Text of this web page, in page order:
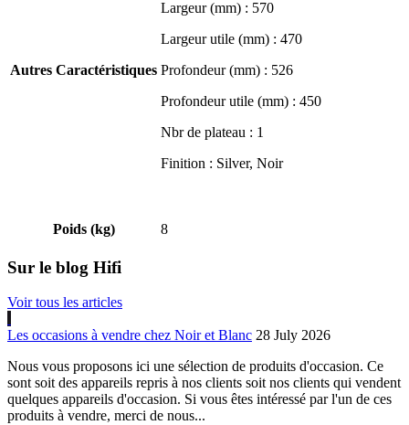
Autres Caractéristiques
Largeur (mm) : 570
Largeur utile (mm) : 470
Profondeur (mm) : 526
Profondeur utile (mm) : 450
Nbr de plateau : 1
Finition : Silver, Noir
Poids (kg) 8
Sur le blog Hifi
Voir tous les articles
Les occasions à vendre chez Noir et Blanc 28 July 2026
Nous vous proposons ici une sélection de produits d'occasion. Ce
sont soit des appareils repris à nos clients soit nos clients qui vendent
quelques appareils d'occasion. Si vous êtes intéressé par l'un de ces
produits à vendre, merci de nous...